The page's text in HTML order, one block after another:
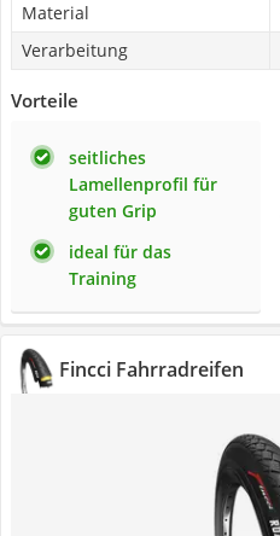
Material
Verarbeitung
Vorteile
seitliches
Lamellenprofil für
guten Grip
ideal für das
Training
Fincci Fahrradreifen